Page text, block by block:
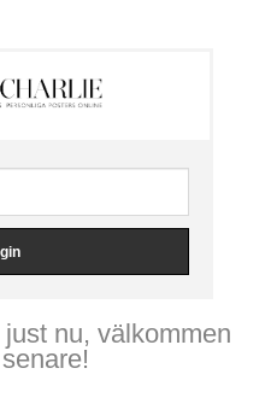
nu, välkommen